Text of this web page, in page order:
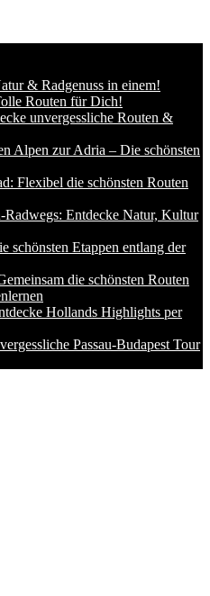
& Radgenuss in einem!
Routen für Dich!
unvergessliche Routen &
Alpen zur Adria – Die schönsten
Flexibel die schönsten Routen
Radwegs: Entdecke Natur, Kultur
schönsten Etappen entlang der
die schönsten Routen
Hollands Highlights per
Passau-Budapest Tour